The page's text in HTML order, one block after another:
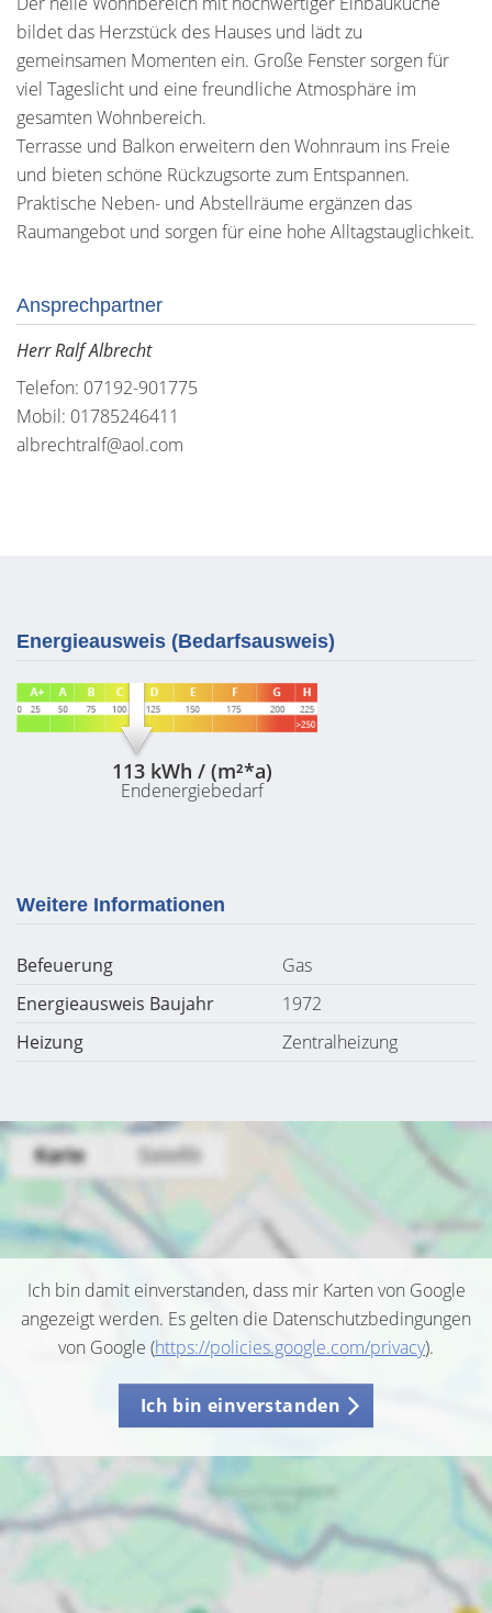
bildet das Herzstück des Hauses und lädt zu
gemeinsamen Momenten ein. Große Fenster sorgen für
viel Tageslicht und eine freundliche Atmosphäre im
gesamten Wohnbereich.
Terrasse und Balkon erweitern den Wohnraum ins Freie
und bieten schöne Rückzugsorte zum Entspannen.
Praktische Neben- und Abstellräume ergänzen das
Raumangebot und sorgen für eine hohe Alltagstauglichkeit.
Ansprechpartner
Herr Ralf Albrecht
Telefon: 07192-901775
Mobil: 01785246411
albrechtralf@aol.com
Energieausweis (Bedarfsausweis)
113 kWh / (m²*a)
Endenergiebedarf
Weitere Informationen
Befeuerung
Gas
Energieausweis Baujahr
1972
Heizung
Zentralheizung
Ich bin damit einverstanden, dass mir Karten von Google
angezeigt werden. Es gelten die Datenschutzbedingungen
von Google (https://policies.google.com/privacy).
Ich bin einverstanden